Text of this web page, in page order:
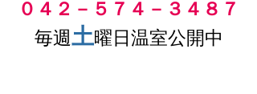
０４２－５７４－３４８７
毎週土曜日温室公開中